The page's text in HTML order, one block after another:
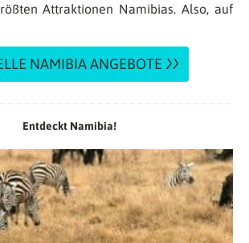
Attraktionen Namibias. Also, auf
NAMIBIA ANGEBOTE
Entdeckt Namibia!